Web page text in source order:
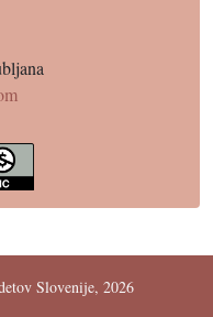
Slovenije, 2026